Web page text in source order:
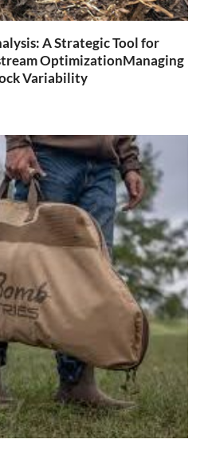
A Strategic Tool for
OptimizationManaging
Variability